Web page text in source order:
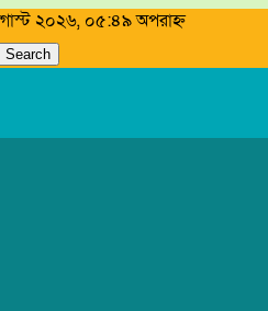
২০২৬, ০৫:৪৯ অপরাহ্ন
Search